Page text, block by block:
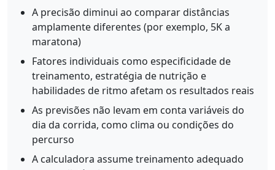
A precisão diminui ao comparar distâncias
amplamente diferentes (por exemplo, 5K a
maratona)
Fatores individuais como especificidade de
treinamento, estratégia de nutrição e
habilidades de ritmo afetam os resultados reais
As previsões não levam em conta variáveis do
dia da corrida, como clima ou condições do
percurso
A calculadora assume treinamento adequado